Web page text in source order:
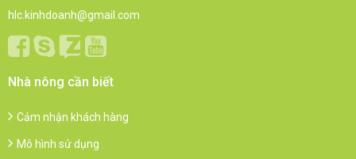
hlc.kinhdoanh@gmail.com
Nhà nông cần biết
Cảm nhận khách hàng
Mô hình sử dụng